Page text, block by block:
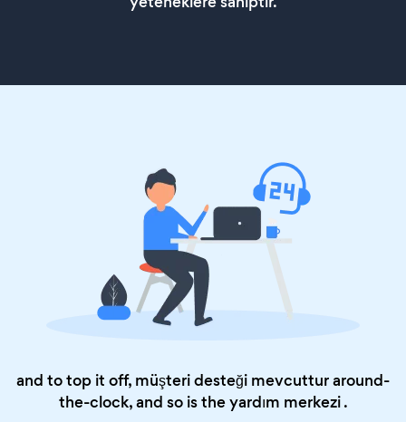
and to top it off, müşteri desteği mevcuttur around-
the-clock, and so is theyardım merkezi.